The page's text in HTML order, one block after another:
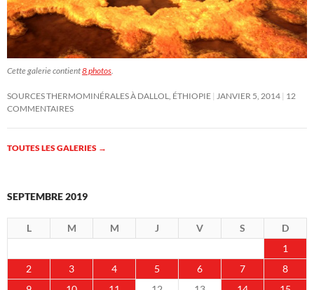
Cette galerie contient8 photos
SOURCES THERMOMINÉRALES À DALLOL, ÉTHIOPIE JANVIER 5, 2014 12
COMMENTAIRES
TOUTES LES GALERIES →
SEPTEMBRE 2019
L M M J V S
D
1
2
3 4 5 6 7
8